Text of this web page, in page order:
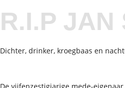
R.I.P JAN
Dichter, drinker, kroegbaas en